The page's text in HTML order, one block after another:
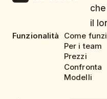
il
Funzionalità
Come
Per i team
Prezzi
Confronta
Modelli